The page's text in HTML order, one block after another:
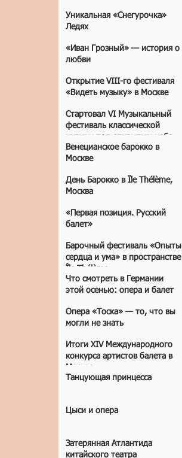
Уникальная «Снегурочка»
Ледях
«Иван Грозный» — история о
любви
Открытие VIII-го фестиваля
«Видеть музыку» в Москве
Стартовал VI Музыкальный
фестиваль классической
музыки под открытым небом
«Лето. Музыка. Музей»
Венецианское барокко в
Москве
День Барокко в Île Thélème,
Москва
«Первая позиция. Русский
балет»
Барочный фестиваль «Опыты
сердца и ума» в пространстве
Île Thélème
Что смотреть в Германии
этой осенью: опера и балет
Опера «Тоска» — то, что вы
могли не знать
Итоги XIV Международного
конкурса артистов балета в
Москве.
Танцующая принцесса
Цыси и опера
Затерянная Атлантида
китайского театра